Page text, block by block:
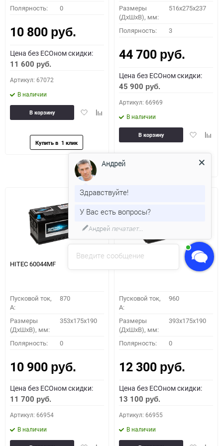
Полярность: 0
10 800 руб.
Цена без ECOном скидки:
11 600 руб.
Артикул: 67072
В наличии
ДобавитьДобавить
сравнению
В корзину
Размеры
(ДхШхВ), мм:
516x275x237
Полярность: 3
44 700 руб.
Цена без ECOном скидки:
45 900 руб.
Артикул: 66969
В наличии
Добавить
избранное
В корзину
HITEC 60044MF
Пусковой ток,
A:
870
Размеры
(ДхШхВ), мм:
353x175x190
Полярность: 0
10 900 руб.
Цена без ECOном скидки:
11 700 руб.
Артикул: 66954
В наличии
Пусковой ток,
A:
960
Размеры
(ДхШхВ), мм:
393x175x190
Полярность: 0
12 300 руб.
Цена без ECOном скидки:
13 100 руб.
Артикул: 66955
В наличии
Введите сообщение
Андрей
Здравствуйте!
У Вас есть вопросы?
Андрей печатает...